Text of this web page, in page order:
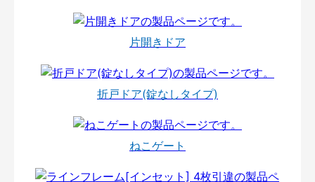
片開きドア
折戸ドア(錠なしタイプ)
ねこゲート